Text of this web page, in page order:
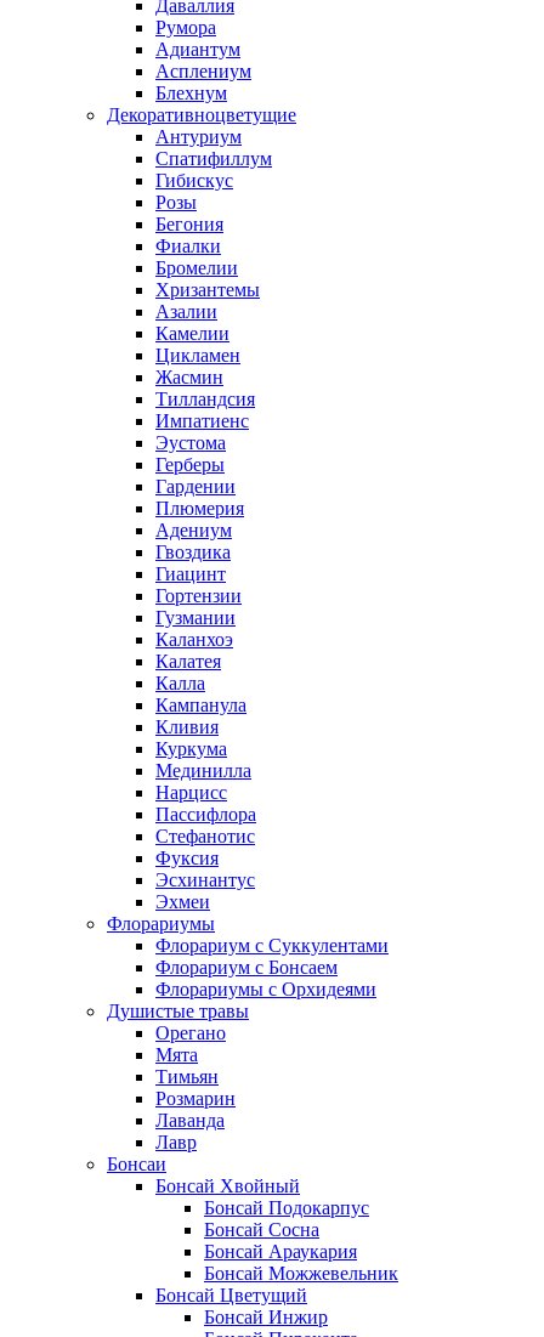
Даваллия
Румора
Адиантум
Асплениум
Блехнум
Декоративноцветущие
Антуриум
Спатифиллум
Гибискус
Розы
Бегония
Фиалки
Бромелии
Хризантемы
Азалии
Камелии
Цикламен
Жасмин
Тилландсия
Импатиенс
Эустома
Герберы
Гардении
Плюмерия
Адениум
Гвоздика
Гиацинт
Гортензии
Гузмании
Каланхоэ
Калатея
Калла
Кампанула
Кливия
Куркума
Мединилла
Нарцисс
Пассифлора
Стефанотис
Фуксия
Эсхинантус
Эхмеи
Флорариумы
Флорариум с Суккулентами
Флорариум с Бонсаем
Флорариумы с Орхидеями
Душистые травы
Орегано
Мята
Тимьян
Розмарин
Лаванда
Лавр
Бонсаи
Бонсай Хвойный
Бонсай Подокарпус
Бонсай Сосна
Бонсай Араукария
Бонсай Можжевельник
Бонсай Цветущий
Бонсай Инжир